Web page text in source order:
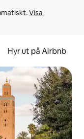
Visa
Hyr ut på Airbnb